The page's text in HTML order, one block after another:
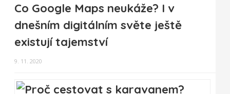
Co Google Maps neukáže? I v
dnešním digitálním světe ještě
existují tajemství
9. 11. 2020